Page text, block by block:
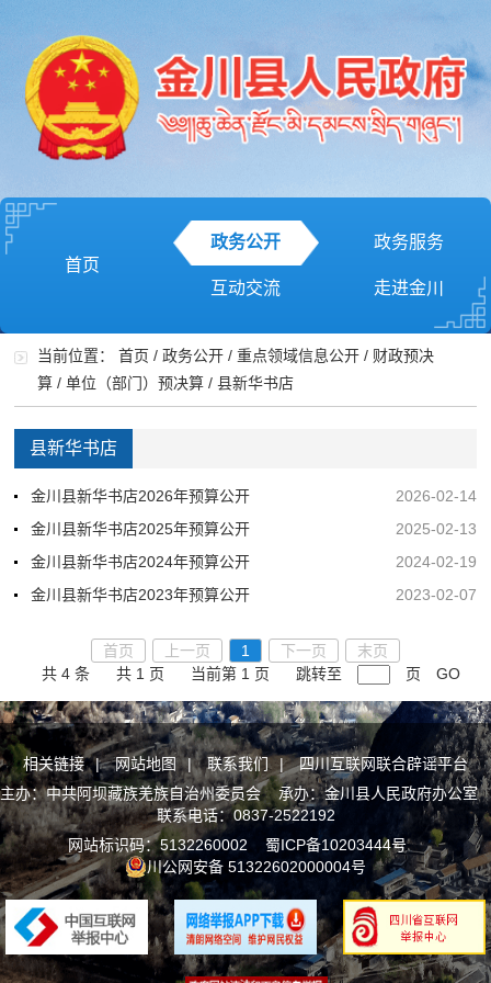
首页
政务公开 政务服务
互动交流 走进金川
当前位置：首页 /政务公开 /重点领域信息公开 / 财政预决
算 /单位（部门）预决算 /县新华书店
县新华书店
金川县新华书店2026年预算公开
2026-02-14
金川县新华书店2025年预算公开
2025-02-13
金川县新华书店2024年预算公开
2024-02-19
金川县新华书店2023年预算公开
2023-02-07
首页 上一页 1 下一页
末页
共 4 条
共 1 页 当前第 1 页 跳转至 页 GO
相关链接 | 网站地图 | 联系我们 |
四川互联网联合辟谣平台
主办：中共阿坝藏族羌族自治州委员会 承办：金川县人民政府办公室
联系电话：0837-2522192
网站标识码：5132260002 蜀ICP备10203444号
川公网安备 51322602000004号